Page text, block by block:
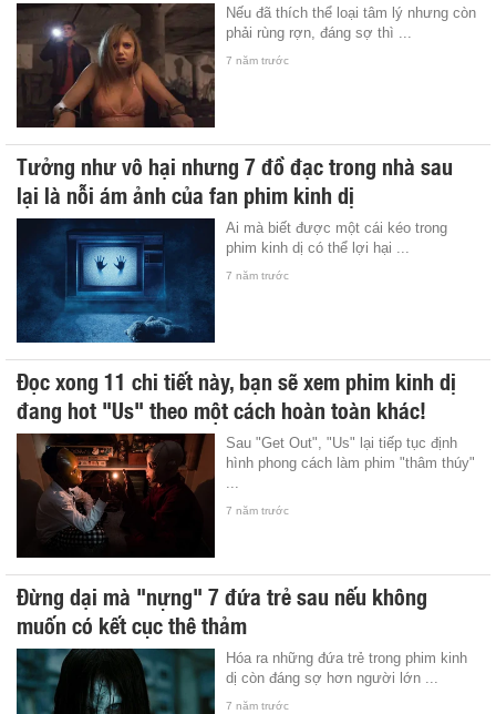
Nếu đã thích thể loại tâm lý nhưng còn
phải rùng rợn, đáng sợ thì ...
7 năm trước
Tưởng như vô hại nhưng 7 đồ đạc trong nhà sau
lại là nỗi ám ảnh của fan phim kinh dị
Ai mà biết được một cái kéo trong
phim kinh dị có thể lợi hại ...
7 năm trước
Đọc xong 11 chi tiết này, bạn sẽ xem phim kinh dị
đang hot "Us" theo một cách hoàn toàn khác!
Sau "Get Out", "Us" lại tiếp tục định
hình phong cách làm phim "thâm thúy"
...
7 năm trước
Đừng dại mà "nựng" 7 đứa trẻ sau nếu không
muốn có kết cục thê thảm
Hóa ra những đứa trẻ trong phim kinh
dị còn đáng sợ hơn người lớn ...
7 năm trước